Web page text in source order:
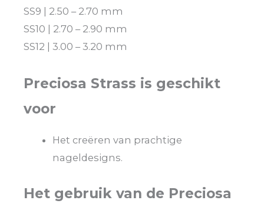
SS9 | 2.50 – 2.70 mm
SS10 | 2.70 – 2.90 mm
SS12 | 3.00 – 3.20 mm
Preciosa Strass is geschikt
voor
Het creëren van prachtige
nageldesigns.
Het gebruik van de Preciosa